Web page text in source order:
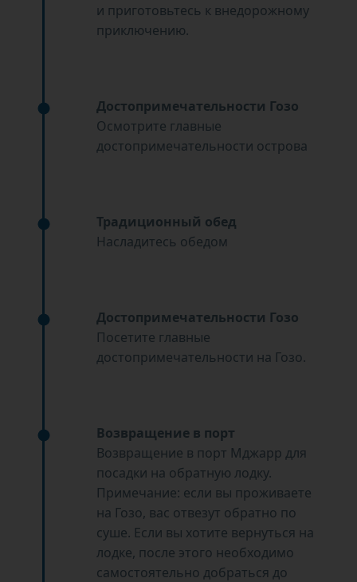
и приготовьтесь к внедорожному
приключению.
Достопримечательности Гозо
Осмотрите главные
достопримечательности острова
Традиционный обед
Насладитесь обедом
Достопримечательности Гозо
Посетите главные
достопримечательности на Гозо.
Возвращение в порт
Возвращение в порт Мджарр для
посадки на обратную лодку.
Примечание: если вы проживаете
на Гозо, вас отвезут обратно по
суше. Если вы хотите вернуться на
лодке, после этого необходимо
самостоятельно добраться до